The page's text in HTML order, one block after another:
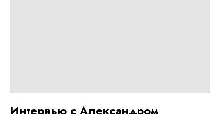
Интервью с Александром